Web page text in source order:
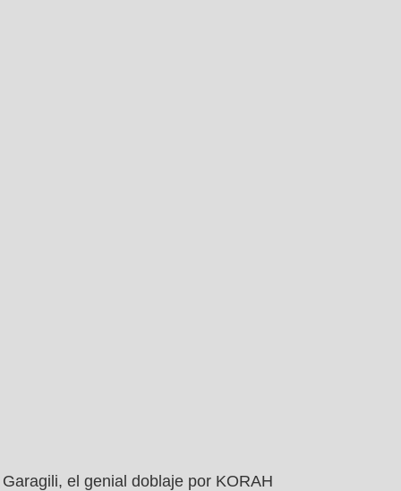
Garagili, el genial doblaje por KORAH